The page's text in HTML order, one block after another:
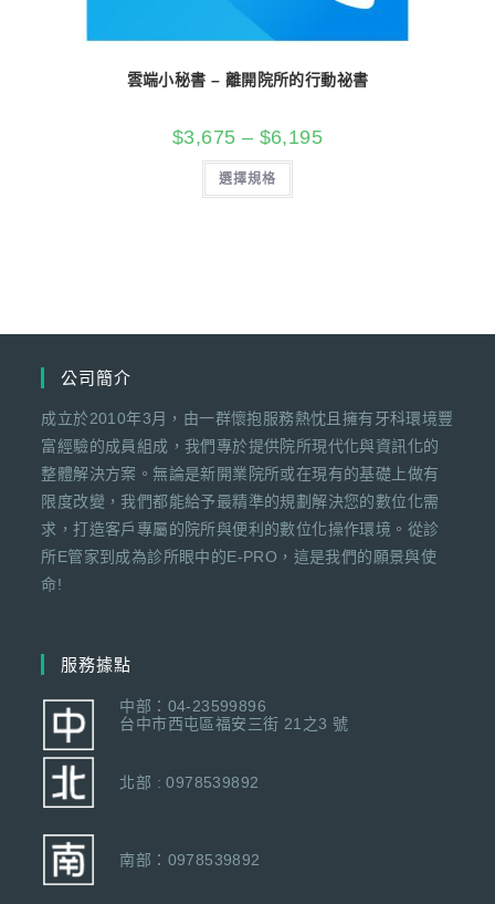
雲端小秘書 – 離開院所的行動祕書
$3,675 – $6,195
選擇規格
公司簡介
成立於2010年3月，由一群懷抱服務熱忱且擁有牙科環境豐
富經驗的成員組成，我們專於提供院所現代化與資訊化的
整體解決方案。無論是新開業院所或在現有的基礎上做有
限度改變，我們都能給予最精準的規劃解決您的數位化需
求，打造客戶專屬的院所與便利的數位化操作環境。從診
所E管家到成為診所眼中的E-PRO，這是我們的願景與使
命!
服務據點
中部：04-23599896
台中市西屯區福安三街 21之3 號
北部 : 0978539892
南部：0978539892